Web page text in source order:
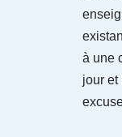
à une
jour et